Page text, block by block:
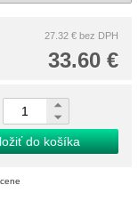
27.32 € bez DPH
33.60 €
do košíka